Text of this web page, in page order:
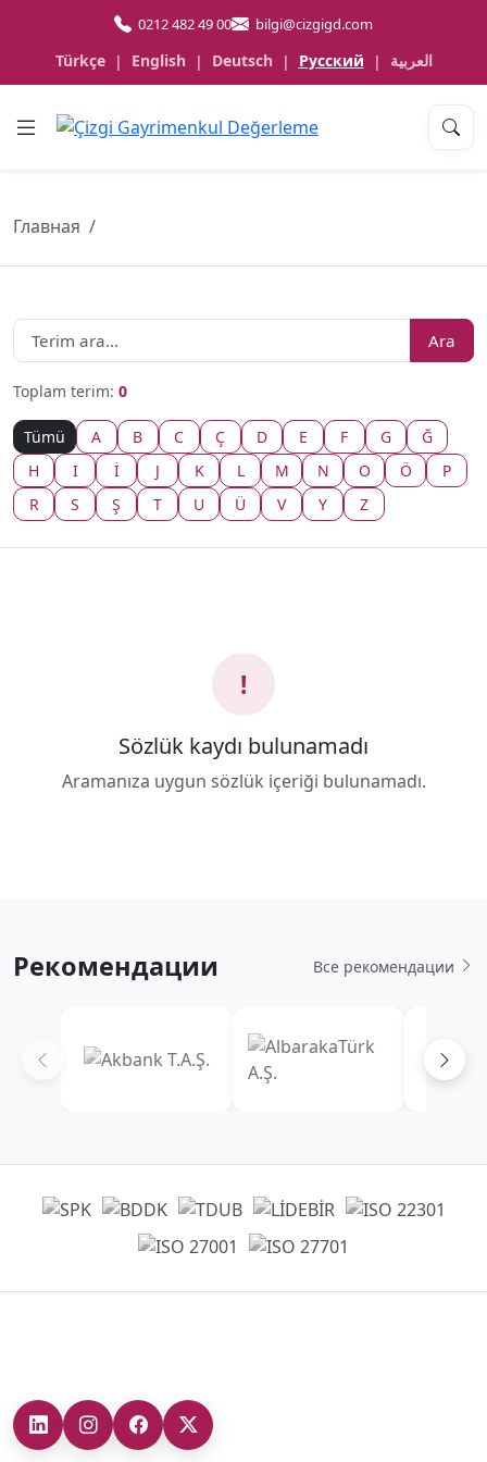
0212 482 49 00 bilgi@cizgigd.com
Türkçe | English | Deutsch | Русский | العربية
Главная
Ara
Toplam terim: 0
Tümü A B C Ç D E F G
Ğ
H
I İ J K L M N O Ö
P
R
S Ş T U Ü V Y Z
!
Sözlük kaydı bulunamadı
Aramanıza uygun sözlük içeriği bulunamadı.
Рекомендации Все рекомендации